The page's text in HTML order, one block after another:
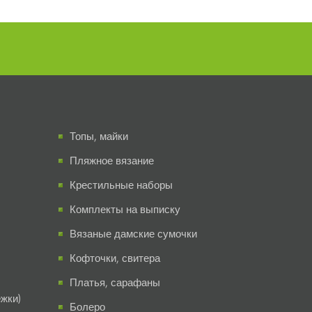
Топы, майки
Пляжное вязание
Крестильные наборы
Комплекты на выписку
Вязаные дамские сумочки
Кофточки, свитера
Платья, сарафаны
Болеро